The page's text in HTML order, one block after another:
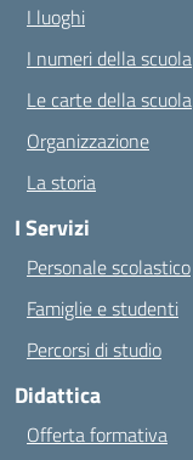
I luoghi
I numeri della scuola
Le carte della scuola
Organizzazione
La storia
I Servizi
Personale scolastico
Famiglie e studenti
Percorsi di studio
Didattica
Offerta formativa